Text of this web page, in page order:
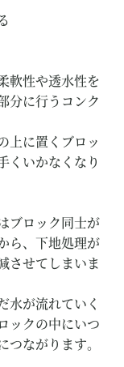
軟性や透水性を
分に行うコンク
上に置くブロッ
くいかなくなり
ブロック同士が
ら、下地処理が
させてしまいま
水が流れていく
ックの中にいつ
ながります。